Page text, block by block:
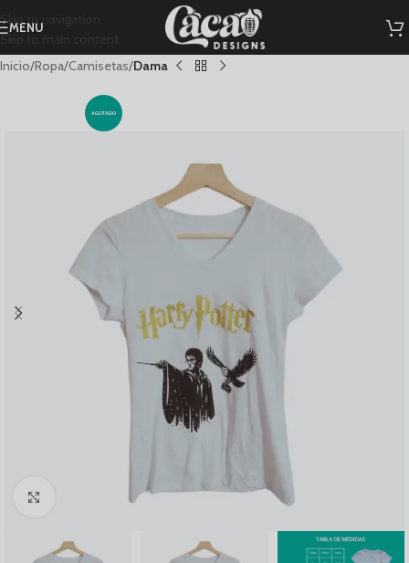
Skip to navigation
Skip to main content
MENU
Inicio Ropa Camisetas Dama
AGOTADO